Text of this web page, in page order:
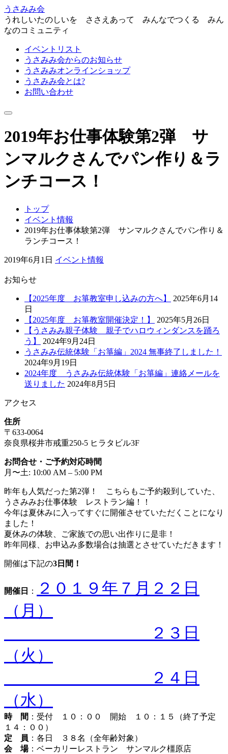
うさみみ会
うれしいたのしいを ささえあって みんなでつくる みん
なのコミュニティ
イベントリスト
うさみみ会からのお知らせ
うさみみオンラインショップ
うさみみ会とは?
お問い合わせ
ナ
ゲ
ー
シ
ョ
を
切
2019年お仕事体験第2弾 サ
ンマルクさんでパン作り＆ラ
ンチコース！
トップ
イベント情報
2019年お仕事体験第2弾 サンマルクさんでパン作り＆
ランチコース！
2019年6月1日 イベント情報
お知らせ
【2025年度 お箏教室申し込みの方へ】
2025年6月14
日
【2025年度 お箏教室開催決定！】
2025年5月26日
【うさみみ親子体験 親子でハロウィンダンスを踊ろ
う】
2024年9月24日
うさみみ伝統体験「お箏編」2024 無事終了しました！
2024年9月19日
2024年度 うさみみ伝統体験「お箏編」連絡メールを
送りました 2024年8月5日
アクセス
住所
〒633-0064
奈良県桜井市戒重250-5 ヒラタビル3F
お問合せ・ご予約対応時間
月〜土: 10:00 AM – 5:00 PM
昨年も人気だった第2弾！ こちらもご予約殺到していた、
うさみみお仕事体験 レストラン編！！
今年は夏休みに入ってすぐに開催させていただくことになり
ました！
夏休みの体験、ご家族での思い出作りに是非！
昨年同様、お申込み多数場合は抽選とさせていただきます！
開催は下記の3日間！
開催日 ：
２０１９年７月２２日
（月）
２３日
（火）
２４日
（水）
時 間 ：受付 １０：００ 開始 １０：１５（終了予定
１４：００）
定 員 ：各日 ３８名（全年齢対象）
会 場：ベーカリーレストラン サンマルク橿原店